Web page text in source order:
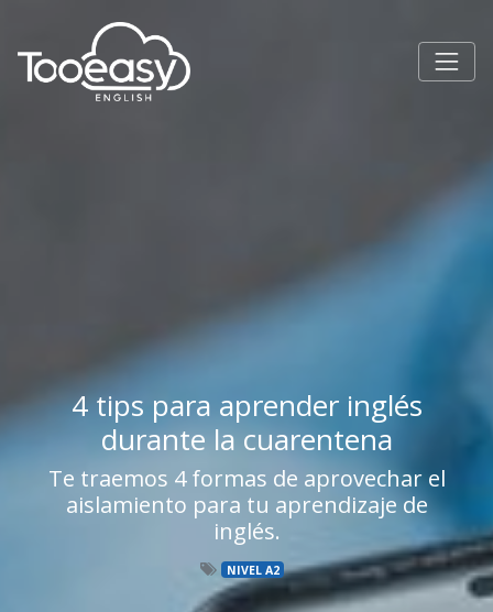
4 tips para aprender inglés
durante la cuarentena
Te traemos 4 formas de aprovechar el
aislamiento para tu aprendizaje de
inglés.
NIVEL A2